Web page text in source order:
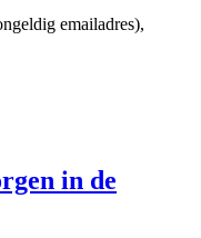
emailadres),
in de